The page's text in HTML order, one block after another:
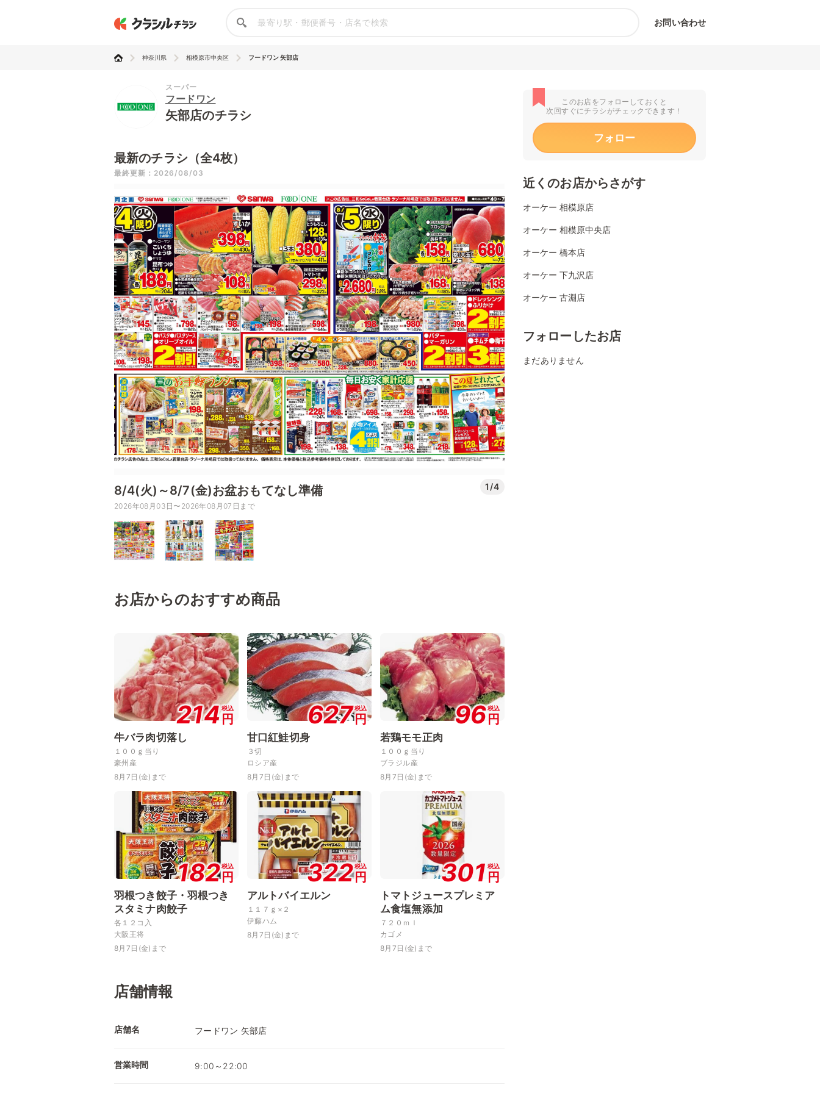
お問い合わせ
神奈川県 相模原市中央区 フードワン 矢部店
スーパー
フードワン
矢部店のチラシ
最新のチラシ（全4枚）
最終更新：2026/08/03
8/4(火)～8/7(金)お盆おもてなし準備 1/4
2026年08月03日〜2026年08月07日まで
お店からのおすすめ商品
214税込
円
牛バラ肉切落し
１００ｇ当り
豪州産
8月7日(金)まで
627税込
円
甘口紅鮭切身
３切
ロシア産
8月7日(金)まで
96税込
円
若鶏モモ正肉
１００ｇ当り
ブラジル産
8月7日(金)まで
182税込
円
羽根つき餃子・羽根つき
スタミナ肉餃子
各１２コ入
大阪王将
8月7日(金)まで
322税込
円
アルトバイエルン
１１７ｇ×２
伊藤ハム
8月7日(金)まで
301 税込
円
トマトジュースプレミア
ム食塩無添加
７２０ｍｌ
カゴメ
8月7日(金)まで
店舗情報
店舗名 フードワン 矢部店
営業時間 9:00～22:00
このお店をフォローしておくと
次回すぐにチラシがチェックできます！
フォロー
近くのお店からさがす
オーケー 相模原店
オーケー 相模原中央店
オーケー 橋本店
オーケー 下九沢店
オーケー 古淵店
フォローしたお店
まだありません